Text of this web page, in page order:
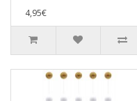
4,95€